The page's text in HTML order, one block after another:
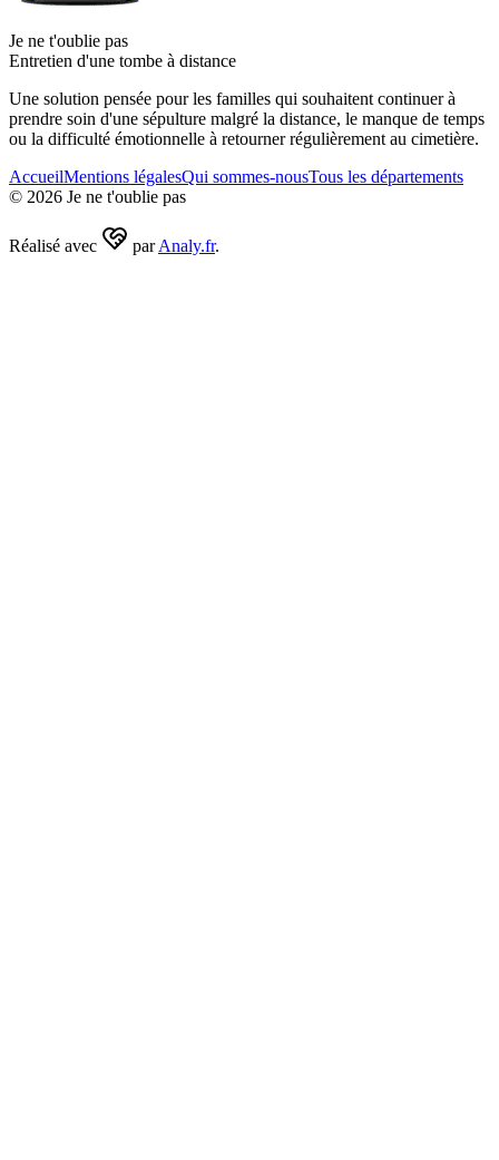
Je ne t'oublie pas
Entretien d'une tombe à distance
Une solution pensée pour les familles qui souhaitent continuer à
prendre soin d'une sépulture malgré la distance, le manque de temps
ou la difficulté émotionnelle à retourner régulièrement au cimetière.
AccueilMentions légalesQui sommes-nousTous les départements
© 2026 Je ne t'oublie pas
Réalisé avec par Analy.fr.